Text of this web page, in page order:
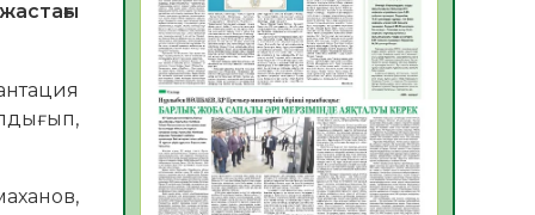
06.08.2026
35
Инфекциялық ауруларға
қарсы иммундау
жұмыстарының тиімділігі
06.08.2026
36
Көкжөтел ауруы туралы